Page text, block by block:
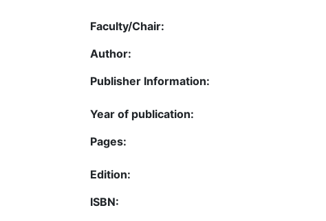
Faculty/Chair:
Author:
Publisher Information:
Year of publication:
Pages:
Edition:
ISBN: